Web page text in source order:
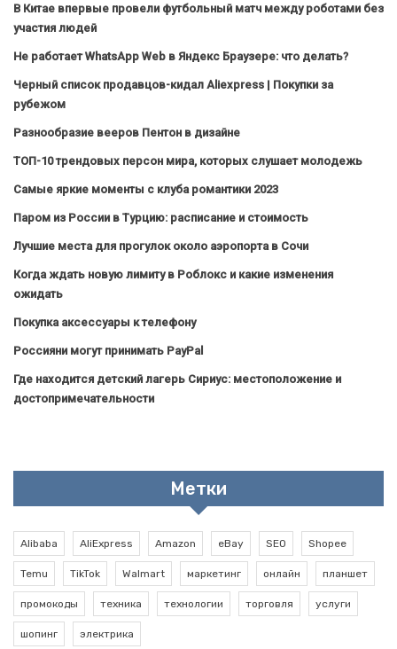
В Китае впервые провели футбольный матч между роботами без
участия людей
Не работает WhatsApp Web в Яндекс Браузере: что делать?
Черный список продавцов-кидал Aliexpress | Покупки за
рубежом
Разнообразие вееров Пентон в дизайне
ТОП-10 трендовых персон мира, которых слушает молодежь
Самые яркие моменты с клуба романтики 2023
Паром из России в Турцию: расписание и стоимость
Лучшие места для прогулок около аэропорта в Сочи
Когда ждать новую лимиту в Роблокс и какие изменения
ожидать
Покупка аксессуары к телефону
Россияни могут принимать PayPal
Где находится детский лагерь Сириус: местоположение и
достопримечательности
Метки
Alibaba AliExpress Amazon eBay SEO Shopee
Temu TikTok Walmart маркетинг онлайн планшет
промокоды техника технологии торговля услуги
шопинг электрика